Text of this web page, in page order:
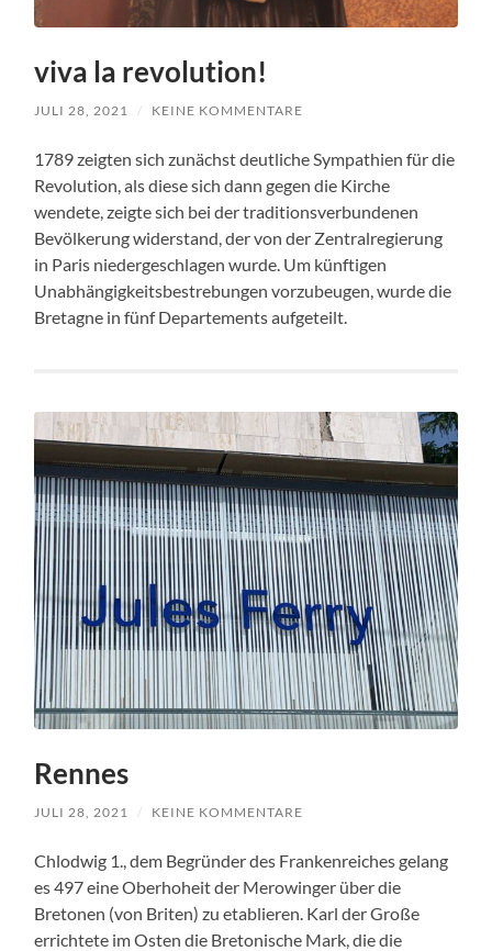
viva la revolution!
JULI 28, 2021 / KEINE KOMMENTARE
1789 zeigten sich zunächst deutliche Sympathien für die
Revolution, als diese sich dann gegen die Kirche
wendete, zeigte sich bei der traditionsverbundenen
Bevölkerung widerstand, der von der Zentralregierung
in Paris niedergeschlagen wurde. Um künftigen
Unabhängigkeitsbestrebungen vorzubeugen, wurde die
Bretagne in fünf Departements aufgeteilt.
Rennes
JULI 28, 2021 / KEINE KOMMENTARE
Chlodwig 1., dem Begründer des Frankenreiches gelang
es 497 eine Oberhoheit der Merowinger über die
Bretonen (von Briten) zu etablieren. Karl der Große
errichtete im Osten die Bretonische Mark, die die